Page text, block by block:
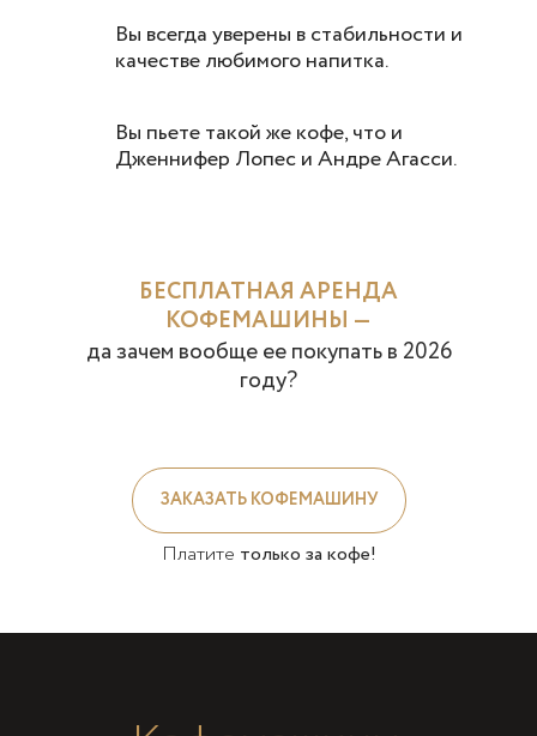
Вы всегда уверены в стабильности и
качестве любимого напитка.
ЗАКАЗАТЬ КОФЕМАШИНУ
Платите только за кофе!
Вы пьете такой же кофе, что и
Дженнифер Лопес и Андре Агасси.
БЕСПЛАТНАЯ АРЕНДА
КОФЕМАШИНЫ —
да зачем вообще ее покупать в 2026
году?